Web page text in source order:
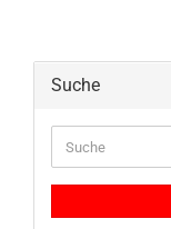
Suche